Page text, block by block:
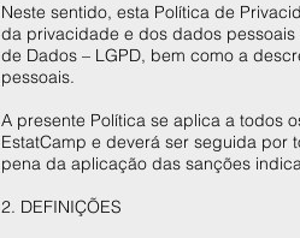
Neste sentido, esta Política de
da privacidade e dos dados
de Dados – LGPD, bem como a
pessoais.
A presente Política se aplica a todos
EstatCamp e deverá ser seguida por
pena da aplicação das sanções
2. DEFINIÇÕES